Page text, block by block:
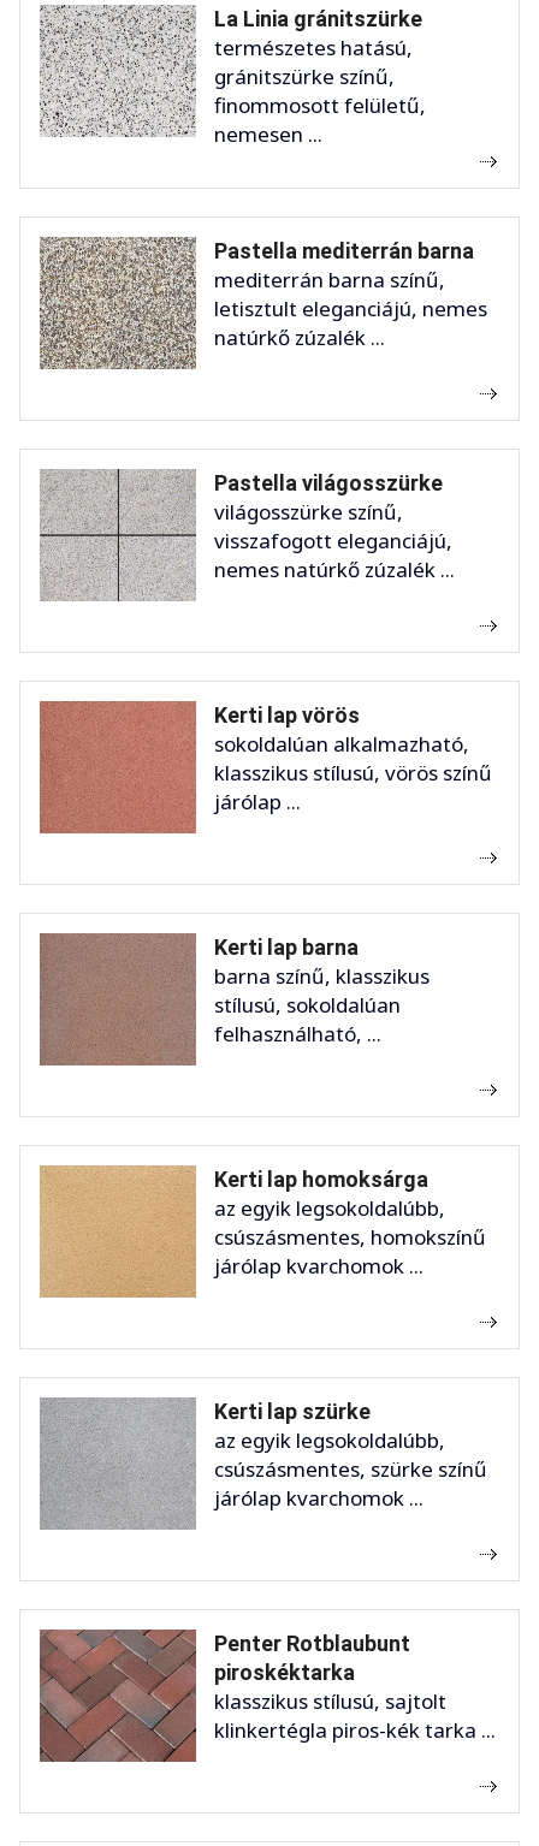
La Linia gránitszürke
természetes hatású,
gránitszürke színű,
finommosott felületű,
nemesen ...
Pastella mediterrán barna
mediterrán barna színű,
letisztult eleganciájú, nemes
natúrkő zúzalék ...
Pastella világosszürke
világosszürke színű,
visszafogott eleganciájú,
nemes natúrkő zúzalék ...
Kerti lap vörös
sokoldalúan alkalmazható,
klasszikus stílusú, vörös színű
járólap ...
Kerti lap barna
barna színű, klasszikus
stílusú, sokoldalúan
felhasználható, ...
Kerti lap homoksárga
az egyik legsokoldalúbb,
csúszásmentes, homokszínű
járólap kvarchomok ...
Kerti lap szürke
az egyik legsokoldalúbb,
csúszásmentes, szürke színű
járólap kvarchomok ...
Penter Rotblaubunt
piroskéktarka
klasszikus stílusú, sajtolt
klinkertégla piros-kék tarka ...